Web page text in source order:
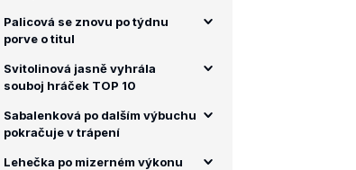
Palicová se znovu po týdnu
porve o titul
Svitolinová jasně vyhrála
souboj hráček TOP 10
Sabalenková po dalším výbuchu
pokračuje v trápení
Lehečka po mizerném výkonu